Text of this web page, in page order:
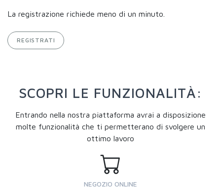
La registrazione richiede meno di un minuto.
REGISTRATI
SCOPRI LE FUNZIONALITÀ:
Entrando nella nostra piattaforma avrai a disposizione
molte funzionalità che ti permetterano di svolgere un
ottimo lavoro
NEGOZIO ONLINE